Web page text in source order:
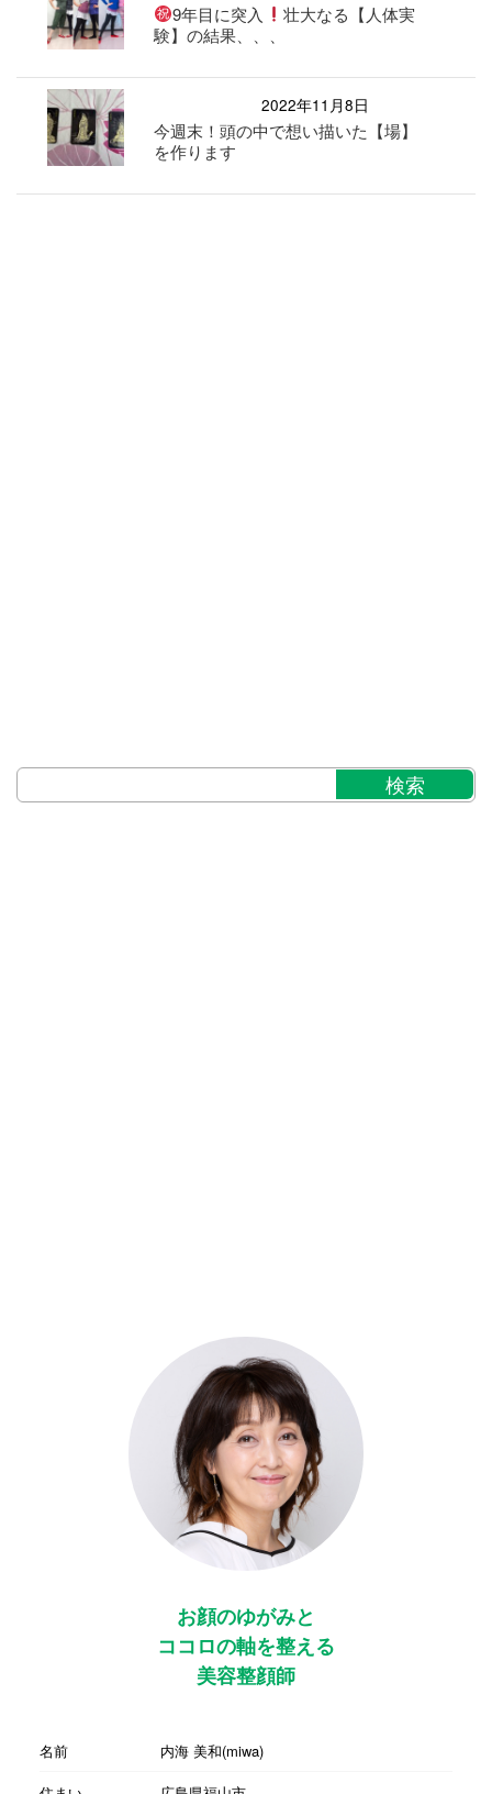
9年目に突入
壮大なる【人体実
験】の結果、、、
2022年11月8日
今週末！頭の中で想い描いた【場】
を作ります
お顔のゆがみと
ココロの軸を整える
美容整顔師
名前
内海 美和(miwa)